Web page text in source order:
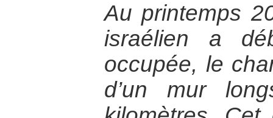
Au printemps
israélien a
occupée, le
d’un mur